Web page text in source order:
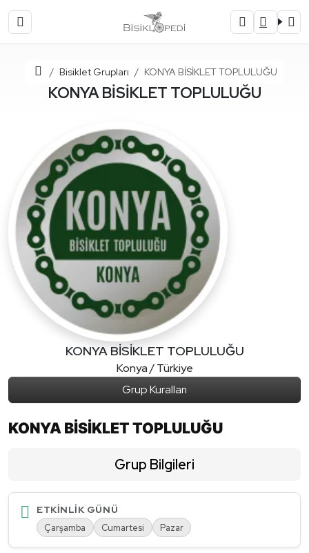
Ana SayfaBisiklet Grupları KONYA BİSİKLET TOPLULUĞU
KONYA BİSİKLET TOPLULUĞU
KONYA BİSİKLET TOPLULUĞU
Konya / Türkiye
Grup Kuralları
KONYA BİSİKLET TOPLULUĞU
Grup Bilgileri
ETKINLIK GÜNÜ
Çarşamba Cumartesi Pazar